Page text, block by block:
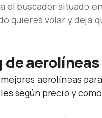
el buscador situado
quieres volar y deja
de aerolíneas
aerolíneas
según precio y